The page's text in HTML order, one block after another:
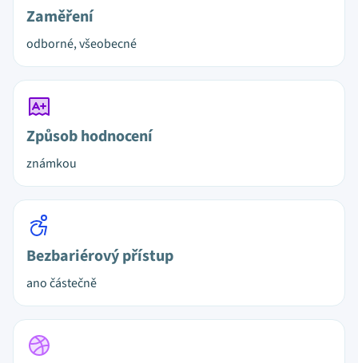
Zaměření
odborné, všeobecné
Způsob hodnocení
známkou
Bezbariérový přístup
ano částečně